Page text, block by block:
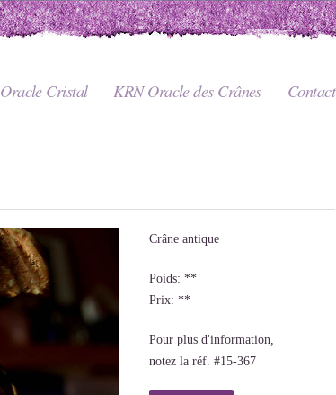
Oracle Cristal KRN Oracle des Crânes Contact
Crâne antique
Poids: **
Prix: **
Pour plus d'information,
notez la réf. #15-367